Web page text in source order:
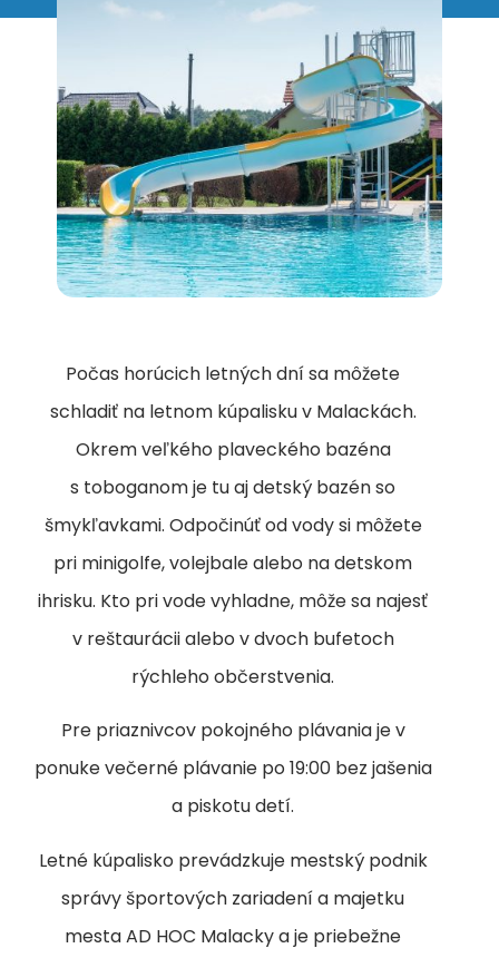
Počas horúcich letných dní sa môžete
schladiť na letnom kúpalisku v Malackách.
Okrem veľkého plaveckého bazéna
s toboganom je tu aj detský bazén so
šmykľavkami. Odpočinúť od vody si môžete
pri minigolfe, volejbale alebo na detskom
ihrisku. Kto pri vode vyhladne, môže sa najesť
v reštaurácii alebo v dvoch bufetoch
rýchleho občerstvenia.
Pre priaznivcov pokojného plávania je v
ponuke večerné plávanie po 19:00 bez jašenia
a piskotu detí.
Letné kúpalisko prevádzkuje mestský podnik
správy športových zariadení a majetku
mesta AD HOC Malacky a je priebežne